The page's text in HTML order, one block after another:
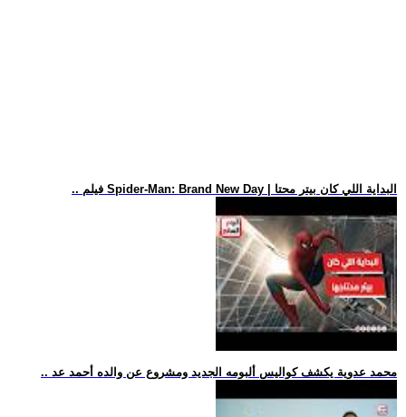
.. فيلم Spider-Man: Brand New Day | البداية اللي كان بيتر محتا
.. محمد عدوية يكشف كواليس ألبومه الجديد ومشروع عن والده أحمد عد